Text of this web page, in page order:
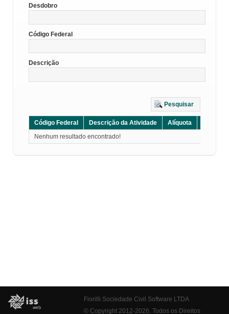
Desdobro
Código Federal
Descrição
Pesquisar
Código Federal Descrição da Atividade Alíquota
Nenhum resultado encontrado!
Fiorilli Sociedade Civil Software LTDA
© Copyright 2012-2026. Todos os Direitos